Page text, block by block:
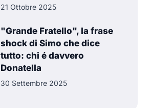
21 Ottobre 2025
"Grande Fratello", la frase
shock di Simo che dice
tutto: chi é davvero
Donatella
30 Settembre 2025